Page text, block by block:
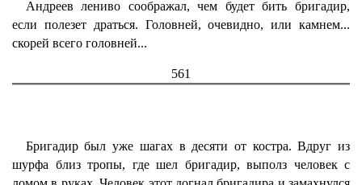
Андреев лениво соображал, чем будет бить бригадир,
если полезет драться. Головней, очевидно, или камнем...
скорей всего головней...
561
Бригадир был уже шагах в десяти от костра. Вдруг из
шурфа близ тропы, где шел бригадир, выполз человек с